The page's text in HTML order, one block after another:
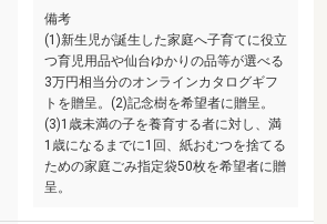
備考
(1)新生児が誕生した家庭へ子育てに役立
つ育児用品や仙台ゆかりの品等が選べる
3万円相当分のオンラインカタログギフ
トを贈呈。(2)記念樹を希望者に贈呈。
(3)1歳未満の子を養育する者に対し、満
1歳になるまでに1回、紙おむつを捨てる
ための家庭ごみ指定袋50枚を希望者に贈
呈。